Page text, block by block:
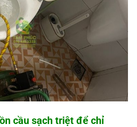
cầu sạch triệt để chỉ